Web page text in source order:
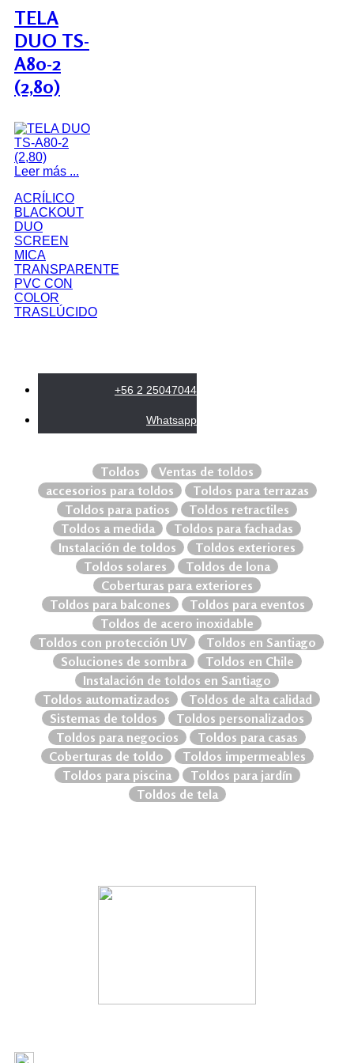
TELA
DUO TS-
A80-2
(2,80)
Leer más ...
ACRÍLICO
BLACKOUT
DUO
SCREEN
MICA
TRANSPARENTE
PVC CON
COLOR
TRASLÚCIDO
+56 2 25047044
Whatsapp
Toldos
Ventas de toldos
accesorios para toldos
Toldos para terrazas
Toldos para patios
Toldos retractiles
Toldos a medida
Toldos para fachadas
Instalación de toldos
Toldos exteriores
Toldos solares
Toldos de lona
Coberturas para exteriores
Toldos para balcones
Toldos para eventos
Toldos de acero inoxidable
Toldos con protección UV
Toldos en Santiago
Soluciones de sombra
Toldos en Chile
Instalación de toldos en Santiago
Toldos automatizados
Toldos de alta calidad
Sistemas de toldos
Toldos personalizados
Toldos para negocios
Toldos para casas
Coberturas de toldo
Toldos impermeables
Toldos para piscina
Toldos para jardín
Toldos de tela